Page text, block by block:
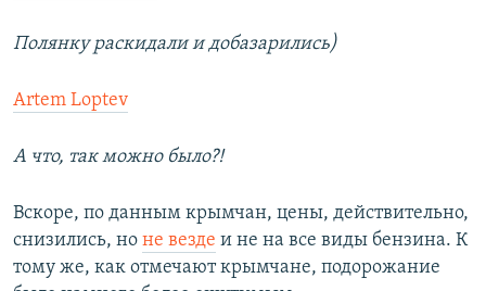
Полянку раскидали и добазарились)
Artem Loptev
А что, так можно было?!
Вскоре, по данным крымчан, цены, действительно,
снизились, но не везде и не на все виды бензина. К
тому же, как отмечают крымчане, подорожание